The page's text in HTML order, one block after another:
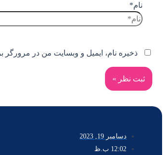
نام*
ذخیره نام، ایمیل و وبسایت من در مرورگر
دسامبر 19, 2023
12:02 ب.ظ